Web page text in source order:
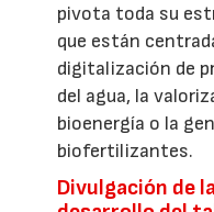
pivota toda su
que están
digitalización de
del agua, la
bioenergía o la
biofertilizantes.
Divulgación de